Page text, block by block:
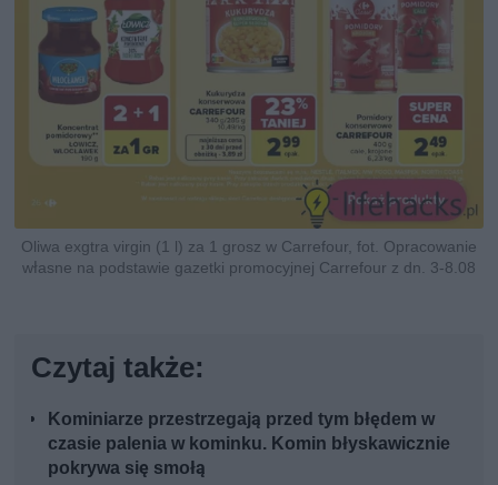
Oliwa exgtra virgin (1 l) za 1 grosz w Carrefour, fot. Opracowanie
własne na podstawie gazetki promocyjnej Carrefour z dn. 3-8.08
Czytaj także:
Kominiarze przestrzegają przed tym błędem w
czasie palenia w kominku. Komin błyskawicznie
pokrywa się smołą